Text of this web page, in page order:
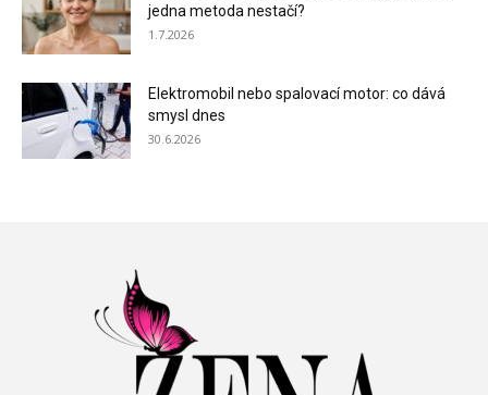
jedna metoda nestačí?
1.7.2026
Elektromobil nebo spalovací motor: co dává
smysl dnes
30.6.2026